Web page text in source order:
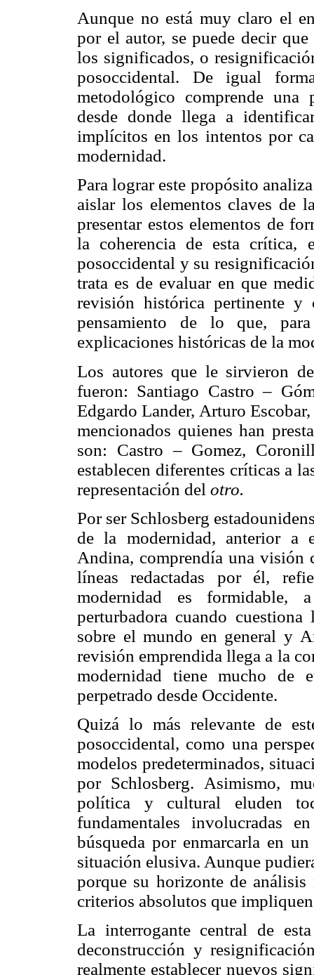
Aunque no está muy claro el
por el autor, se puede decir
los significados, o
posoccidental. De igual
metodológico comprende una
desde donde llega a
implícitos en los intentos por
modernidad.
Para lograr este propósito
aislar los elementos claves de
presentar estos elementos de
la coherencia de esta crítica,
posoccidental y su
trata es de evaluar en que
revisión histórica pertinente y
pensamiento de lo que,
explicaciones históricas de la
Los autores que le sirvieron
fueron: Santiago Castro –
Edgardo Lander, Arturo
mencionados quienes han
son: Castro – Gomez,
establecen diferentes críticas a
representación del otro.
Por ser Schlosberg
de la modernidad, anterior a
Andina, comprendía una visión
líneas redactadas por él,
modernidad es formidable,
perturbadora cuando cuestiona
sobre el mundo en general y
revisión emprendida llega a la
modernidad tiene mucho de
perpetrado desde Occidente.
Quizá lo más relevante de
posoccidental, como una
modelos predeterminados,
por Schlosberg. Asimismo,
política y cultural eluden
fundamentales involucradas
búsqueda por enmarcarla en
situación elusiva. Aunque
porque su horizonte de
criterios absolutos que
La interrogante central de
deconstrucción y
realmente establecer nuevos